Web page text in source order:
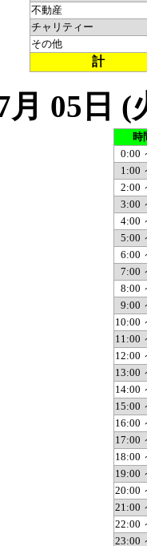
不動産
チャリティー
その他
計
月 05日
時
0:00
1:00
2:00
3:00
4:00
5:00
6:00
7:00
8:00
9:00
10:00
11:00
12:00
13:00
14:00
15:00
16:00
17:00
18:00
19:00
20:00
21:00
22:00
23:00